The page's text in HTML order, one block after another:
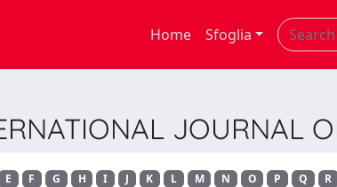
Home Sfoglia
JOURNAL
E F G H I J K L M N O P Q R